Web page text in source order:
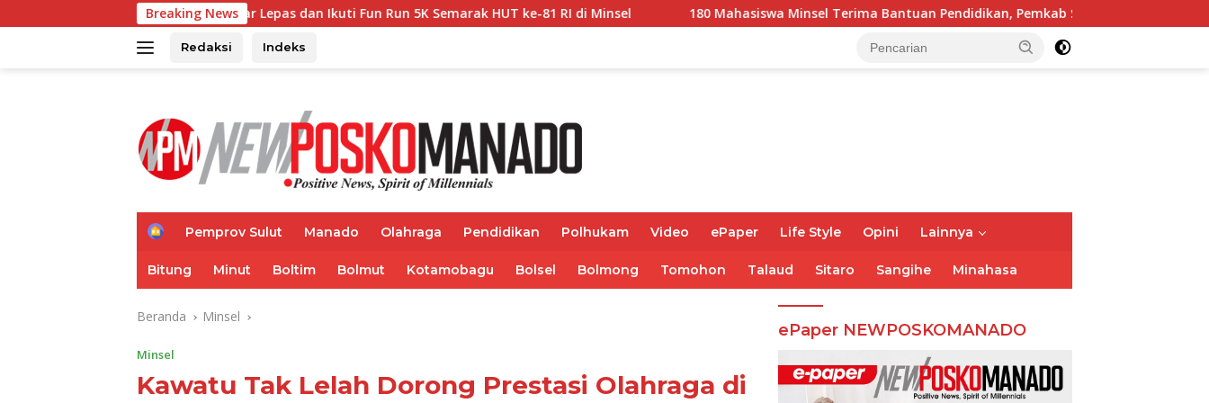
ke
Breaking News
Wongkar Lepas dan Ikuti Fun Run 5K Semarak HUT ke-81 RI di Minsel 180 Mahasiswa Minsel Terima Bantuan Pendidikan, Pemkab Siapkan Anggaran Rp400 Juta
Redaksi Indeks
H
e
Pemprov Sulut Manado Olahraga Pendidikan Polhukam Video ePaper Life Style Opini Lainnya
Bitung Minut Boltim Bolmut Kotamobagu Bolsel Bolmong Tomohon Talaud Sitaro Sangihe Minahasa
Beranda Minsel
Minsel
Kawatu Tak Lelah Dorong Prestasi Olahraga di
ePaper NEWPOSKOMANADO